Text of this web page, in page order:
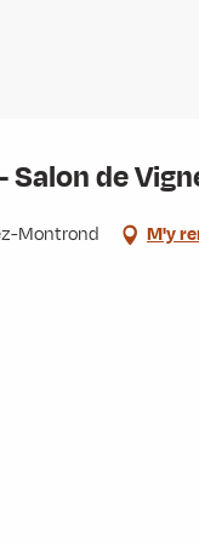
Salon de
Montrond M'y